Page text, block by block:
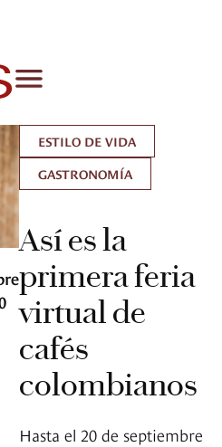
ESTILO DE VIDA
GASTRONOMÍA
Así es la
primera feria
virtual de
cafés
colombianos
Hasta el 20 de septiembre